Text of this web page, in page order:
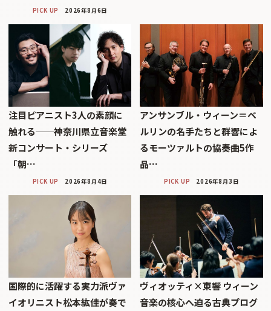
PICK UP 2026年8月6日
注目ピアニスト3人の素顔に
触れる──神奈川県立音楽堂
新コンサート・シリーズ
「朝…
PICK UP 2026年8月4日
アンサンブル・ウィーン＝ベ
ルリンの名手たちと群響によ
るモーツァルトの協奏曲5作
品…
PICK UP 2026年8月3日
国際的に活躍する実力派ヴァ
イオリニスト松本紘佳が奏で
ヴィオッティ×東響 ウィーン
音楽の核心へ迫る古典プログ